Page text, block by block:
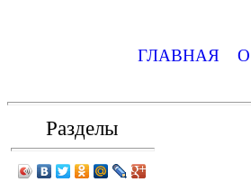
ГЛАВНАЯ
Разделы